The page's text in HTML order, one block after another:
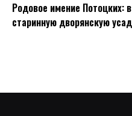
Родовое имение Потоцких:
старинную дворянскую